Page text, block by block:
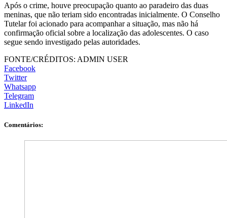
Após o crime, houve preocupação quanto ao paradeiro das duas
meninas, que não teriam sido encontradas inicialmente. O Conselho
Tutelar foi acionado para acompanhar a situação, mas não há
confirmação oficial sobre a localização das adolescentes. O caso
segue sendo investigado pelas autoridades.
FONTE/CRÉDITOS: ADMIN USER
Facebook
Twitter
Whatsapp
Telegram
LinkedIn
Comentários: